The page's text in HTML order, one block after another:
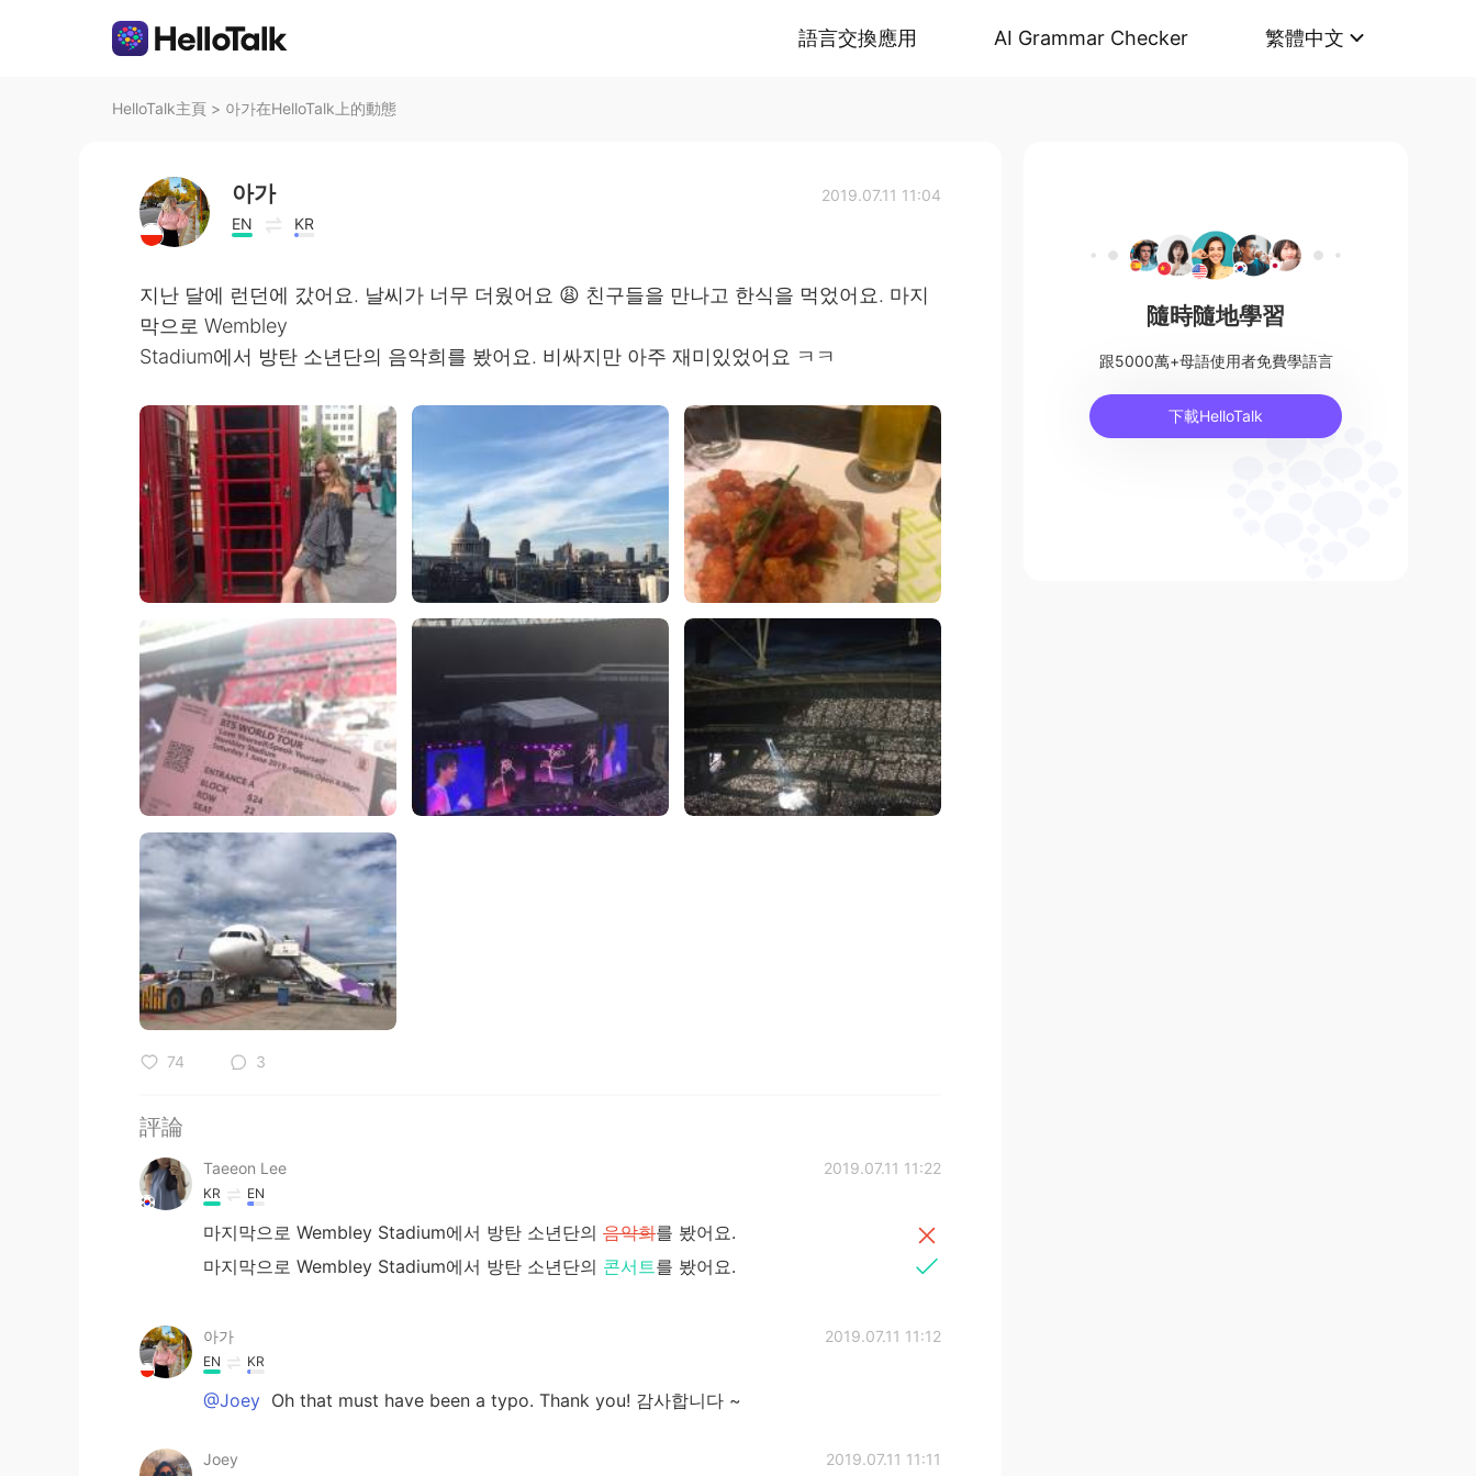
語言交換應用 AI Grammar Checker 繁體中文
HelloTalk主頁 > 아가在HelloTalk上的動態
아가
EN KR
2019.07.11 11:04
지난 달에 런던에 갔어요. 날씨가 너무 더웠어요 😩 친구들을 만나고 한식을 먹었어요. 마지
막으로 Wembley
Stadium에서 방탄 소년단의 음악희를 봤어요. 비싸지만 아주 재미있었어요 ㅋㅋ
74 3
評論
Taeeon Lee 2019.07.11 11:22
KR EN
마지막으로 Wembley Stadium에서 방탄 소년단의 음악희를 봤어요.
마지막으로 Wembley Stadium에서 방탄 소년단의 콘서트를 봤어요.
아가 2019.07.11 11:12
EN KR
@Joey Oh that must have been a typo. Thank you! 감사합니다 ~
Joey 2019.07.11 11:11
隨時隨地學習
跟5000萬+母語使用者免費學語言
下載HelloTalk